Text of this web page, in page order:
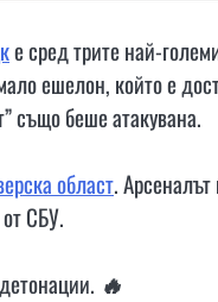
е сред трите най-
ешелон, който е
също беше атакувана.
област.
СБУ.
🔥